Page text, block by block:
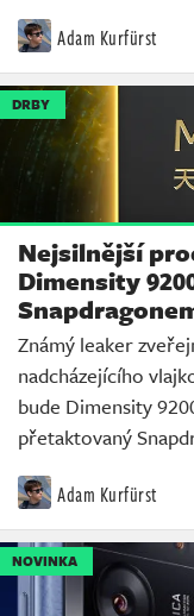
Adam Kurfürst
DRBY
Nejsilnější
Dimensity
Známý leaker
nadcházejícího
bude Dimensity
přetaktovaný
Adam Kurfürst
NOVINKA